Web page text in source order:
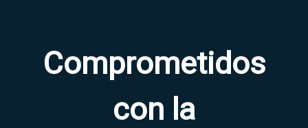
Comprometidos
con la